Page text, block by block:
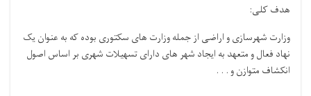
هدف کلی:
وزارت شهرسازی و اراضی از جمله وزارت های سکتوری بوده که به عنوان یک
نهاد فعال و متعهد به ایجاد شهر های دارای تسهیلات شهری بر اساس اصول
انکشاف متوازن و . . .